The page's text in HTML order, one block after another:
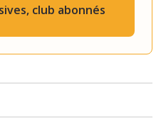
club abonnés